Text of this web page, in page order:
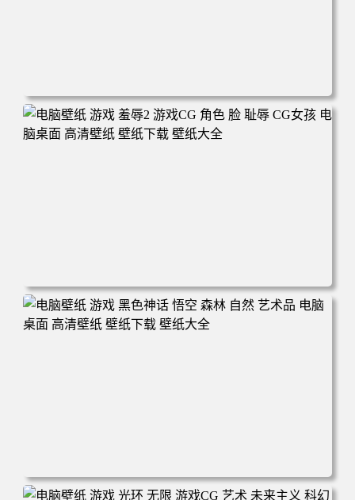
电脑壁纸 悟空 四大天王 游戏《黑神话：悟空》人物孙悟空
电脑桌面 高清壁纸 壁纸下载 壁纸大全
电脑壁纸 游戏 羞辱2 游戏CG 角色 脸 耻辱 CG女孩 电脑桌
面 高清壁纸 壁纸下载 壁纸大全
电脑壁纸 游戏 黑色神话 悟空 森林 自然 艺术品 电脑桌面 高